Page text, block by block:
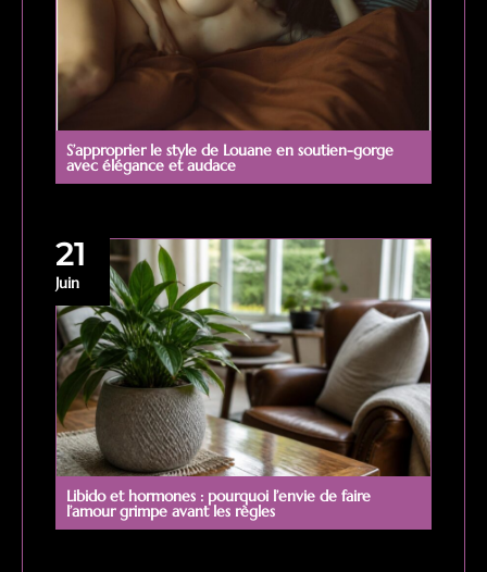
S’approprier le style de Louane en soutien-gorge
avec élégance et audace
21
Juin
Libido et hormones : pourquoi l’envie de faire
l’amour grimpe avant les règles